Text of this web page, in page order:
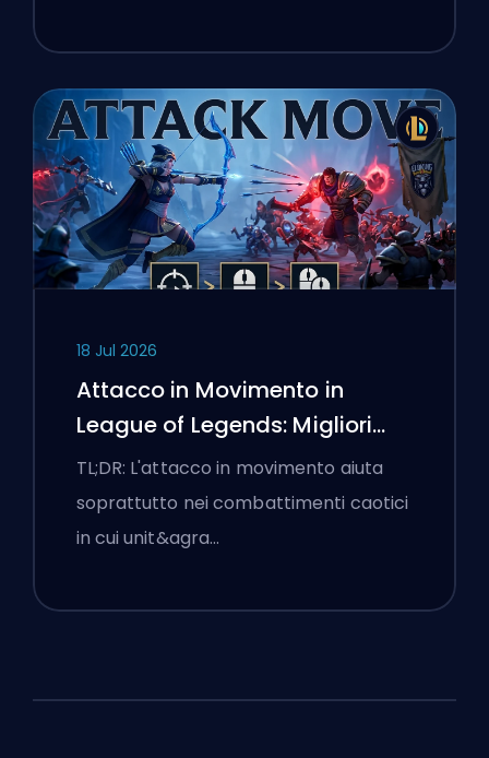
18 Jul 2026
Attacco in Movimento in
League of Legends: Migliori
Impostazioni
TL;DR: L'attacco in movimento aiuta
soprattutto nei combattimenti caotici
in cui unit&agra…